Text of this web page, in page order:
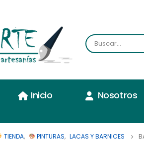
Inicio Nosotros
TIENDA, PINTURAS, LACAS Y BARNICES